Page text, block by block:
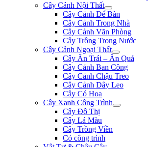
Cây Cảnh Nội Thất
Cây Cảnh Để Bàn
Cây Cảnh Trong Nhà
Cây Cảnh Văn Phòng
Cây Trồng Trong Nước
Cây Cảnh Ngoại Thất
Cây Ăn Trái – Ăn Quả
Cây Cảnh Ban Công
Cây Cảnh Chậu Treo
Cây Cảnh Dây Leo
Cây Có Hoa
Cây Xanh Công Trình
Cây Đô Thị
Cây Lá Màu
Cây Trồng Viền
Cỏ công trình